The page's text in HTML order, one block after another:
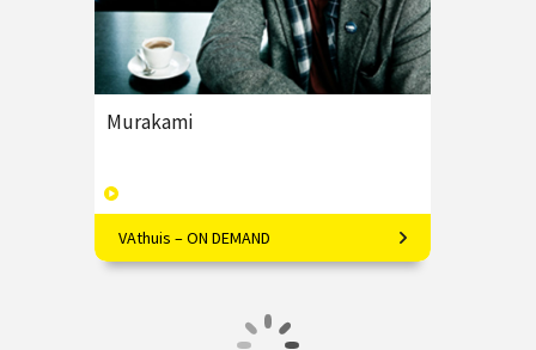
Murakami
Filosoof Ype de Boer over Haruki
Murakami
4 afleveringen
VAthuis – ON DEMAND